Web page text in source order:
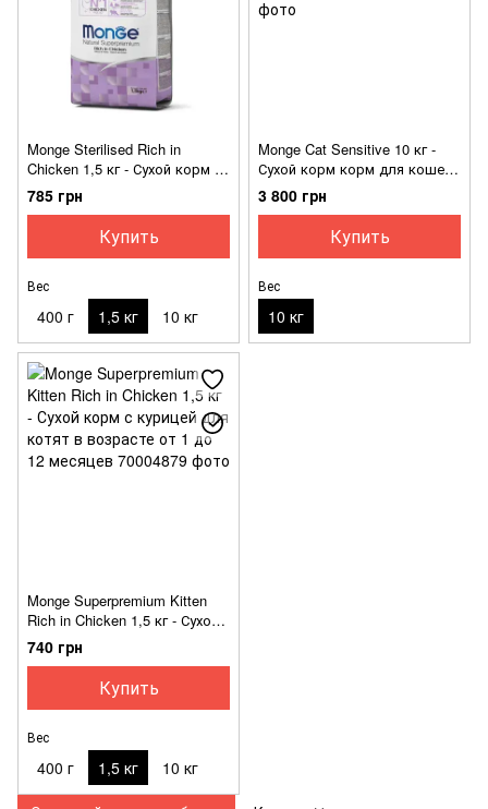
Monge Sterilised Rich in
Chicken 1,5 кг - Сухой корм с
курицей для взрослых
стеризованных кошек
785 грн
Купить
Вес
400 г 1,5 кг 10 кг
Monge Cat Sensitive 10 кг -
Сухой корм корм для кошек
с чувствительным
пищеварением
3 800 грн
Купить
Вес
10 кг
Monge Superpremium Kitten
Rich in Chicken 1,5 кг - Сухой
корм с курицей для котят в
возрасте от 1 до 12 месяцев
740 грн
Купить
Вес
400 г 1,5 кг 10 кг